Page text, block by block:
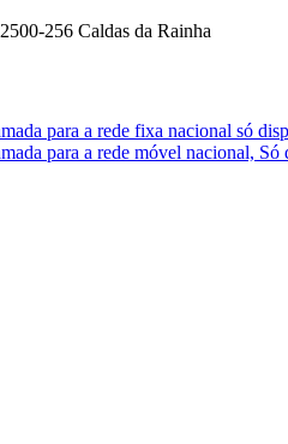
256 Caldas da Rainha
para a rede fixa nacional só
para a rede móvel nacional,